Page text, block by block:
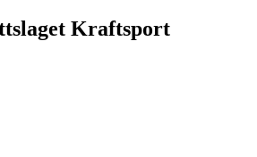
Kraftsport